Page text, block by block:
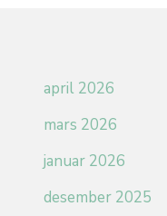
april 2026
mars 2026
januar 2026
desember 2025